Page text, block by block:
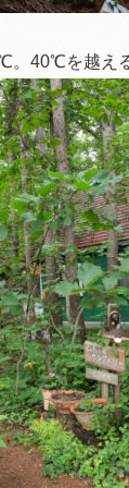
。40℃を越え